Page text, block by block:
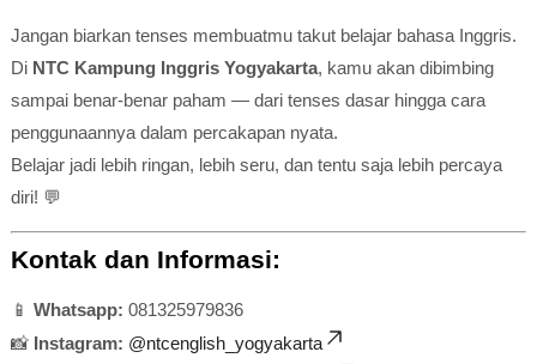
Jangan biarkan tenses membuatmu takut belajar bahasa Inggris.
Di NTC Kampung Inggris Yogyakarta, kamu akan dibimbing
sampai benar-benar paham — dari tenses dasar hingga cara
penggunaannya dalam percakapan nyata.
Belajar jadi lebih ringan, lebih seru, dan tentu saja lebih percaya
diri! 💬
Kontak dan Informasi:
📱 Whatsapp: 081325979836
📸 Instagram: @ntcenglish_yogyakarta